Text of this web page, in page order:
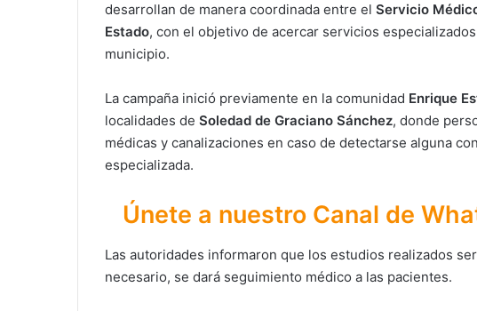
desarrollan de manera coordinada entre el Servicio
Estado, con el objetivo de acercar servicios
municipio.
La campaña inició previamente en la comunidad Enrique
localidades de Soledad de Graciano Sánchez, donde
médicas y canalizaciones en caso de detectarse alguna
especializada.
Únete a nuestro Canal de
Las autoridades informaron que los estudios realizados
necesario, se dará seguimiento médico a las pacientes.